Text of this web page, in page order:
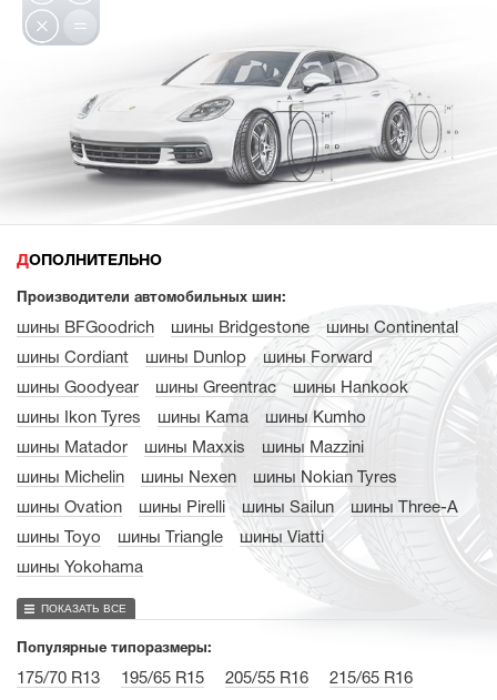
ДОПОЛНИТЕЛЬНО
Производители автомобильных шин:
шины BFGoodrich шины Bridgestone
шины Continental
шины Cordiant
шины Dunlop
шины Forward
шины Goodyear
шины Greentrac
шины Hankook
шины Ikon Tyres
шины Kama
шины Kumho
шины Matador
шины Maxxis
шины Mazzini
шины Michelin
шины Nexen
шины Nokian Tyres
шины Ovation
шины Pirelli шины Sailun
шины Three-A
шины Toyo
шины Triangle
шины Viatti
шины Yokohama
ПОКАЗАТЬ ВСЕ
Популярные типоразмеры:
175/70 R13 195/65 R15 205/55 R16
215/65 R16